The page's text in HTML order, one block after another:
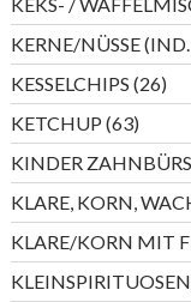
KERNE/NÜSSE (IND.
KESSELCHIPS 2626
KETCHUP 6363
KINDER
KLARE, KORN,
KLARE/KORN MIT